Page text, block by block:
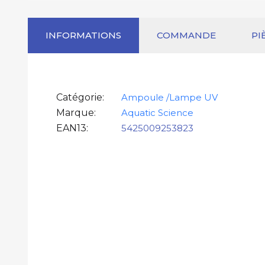
INFORMATIONS COMMANDE
Catégorie
Ampoule /Lampe UV
Marque
Aquatic Science
EAN13
5425009253823